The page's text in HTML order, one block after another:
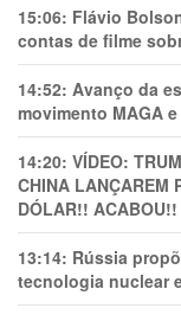
15:06: Flávio
contas de filme
14:52: Avanço da
movimento MAGA
14:20: VÍDEO:
CHINA LANÇAREM
DÓLAR!! ACABOU!!
13:14: Rússia
tecnologia nuclear